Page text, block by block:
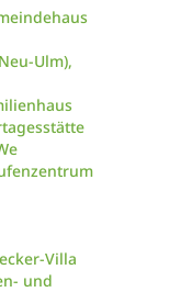
Ulm),
Villa
und